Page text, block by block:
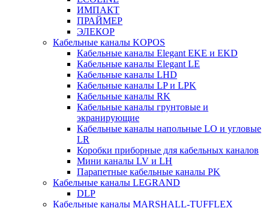
ИМПАКТ
ПРАЙМЕР
ЭЛЕКОР
Кабельные каналы KOPOS
Кабельные каналы Elegant EKE и EKD
Кабельные каналы Elegant LE
Кабельные каналы LHD
Кабельные каналы LP и LPK
Кабельные каналы RK
Кабельные каналы грунтовые и
экранирующие
Кабельные каналы напольные LO и угловые
LR
Коробки приборные для кабельных каналов
Мини каналы LV и LH
Парапетные кабельные каналы PK
Кабельные каналы LEGRAND
DLP
Кабельные каналы MARSHALL-TUFFLEX